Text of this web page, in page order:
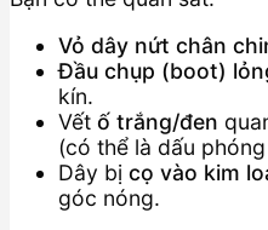
Vỏ dây nứt chân
Đầu chụp (boot)
kín.
Vết ố trắng/đen
(có thể là dấu
Dây bị cọ vào kim
góc nóng.